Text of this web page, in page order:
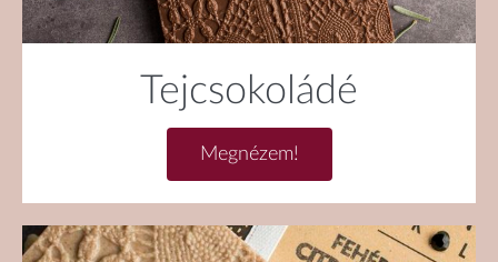
Tejcsokoládé
Megnézem!